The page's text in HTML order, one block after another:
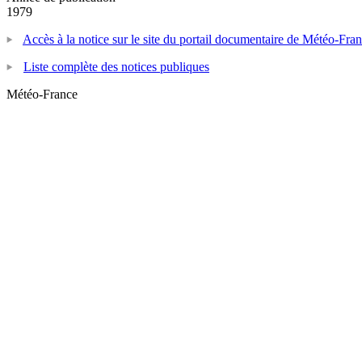
1979
Accès à la notice sur le site du portail documentaire de Météo-
Liste complète des notices publiques
Météo-France